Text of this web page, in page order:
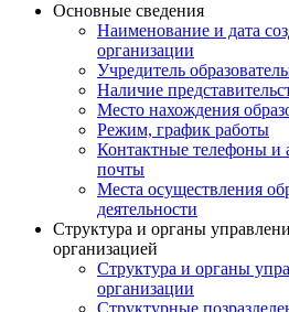
Основные сведения
Наименование и дата
организации
Учредитель
Наличие
Место нахождения
Режим, график работы
Контактные телефоны и
почты
Места осуществления
деятельности
Структура и органы
организацией
Структура и органы
организации
Структурные